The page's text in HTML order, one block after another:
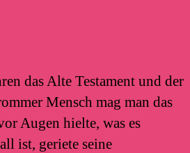
das Alte Testament und der
Mensch mag man das
Augen hielte, was es
ist, geriete seine